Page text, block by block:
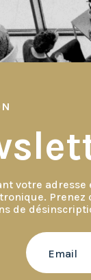
votre
Prenez
de